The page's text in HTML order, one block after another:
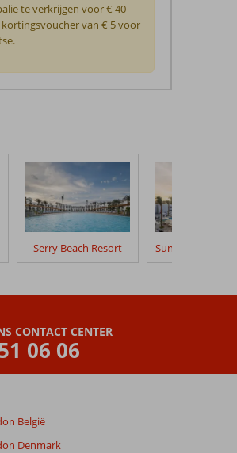
te verkrijgen voor € 40
kortingsvoucher van € 5 voor
Serry Beach Resort
CONTACT CENTER
06 06
België
Denmark